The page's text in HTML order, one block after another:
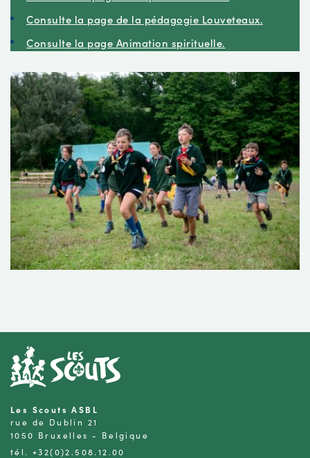
Consulte la page de la pédagogie Louveteaux.
Consulte la page Animation spirituelle.
Les Scouts ASBL
rue de Dublin 21
1050 Bruxelles - Belgique
tél. +32(0)2.508.12.00